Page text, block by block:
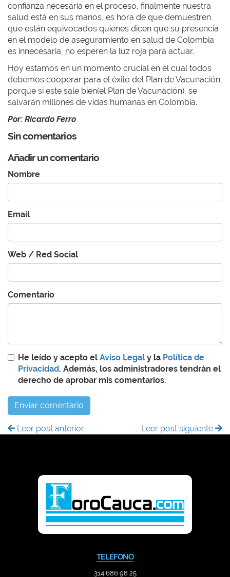
confianza necesaria en el proceso, finalmente nuestra
salud está en sus manos, es hora de que demuestren
que están equivocados quienes dicen que su presencia
en el modelo de aseguramiento en salud de Colombia
es innecesaria, no esperen la luz roja para actuar.
Hoy estamos en un momento crucial en el cual todos
debemos cooperar para el éxito del Plan de Vacunación,
porque si este sale bien(el Plan de Vacunación), se
salvarán millones de vidas humanas en Colombia.
Por: Ricardo Ferro
Sin comentarios
Añadir un comentario
Nombre
Email
Web / Red Social
Comentario
He leído y acepto el Aviso Legal y la Política de
Privacidad. Además, los administradores tendrán el
derecho de aprobar mis comentarios.
Enviar comentario
Leer post anterior Leer post siguiente
TELÉFONO
314 686 98 25